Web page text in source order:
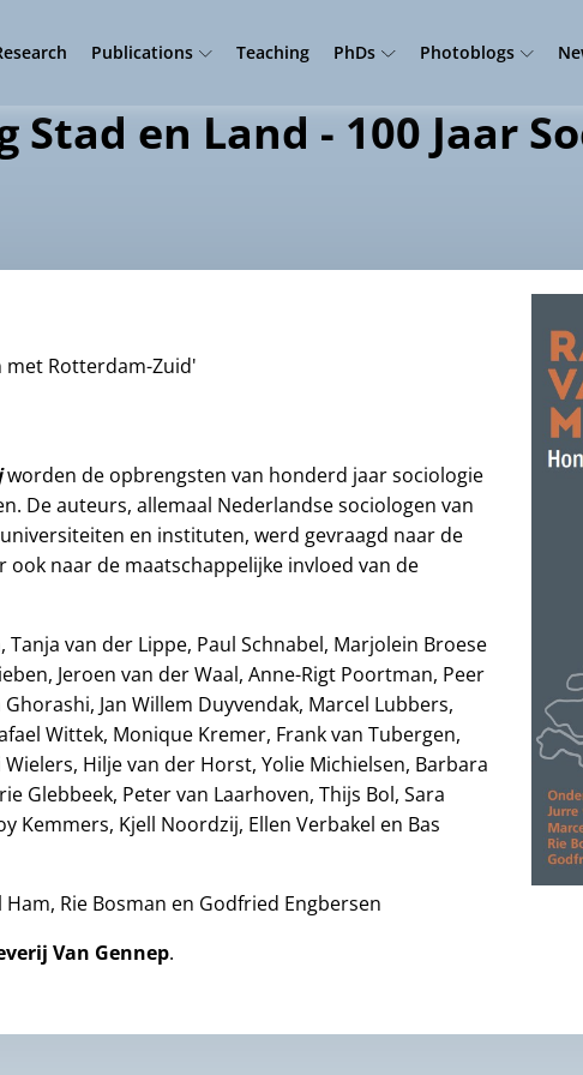
Publications Teaching PhDs Photoblogs
Stad en Land - 100 Jaar
met Rotterdam-Zuid'
worden de opbrengsten van honderd jaar sociologie
De auteurs, allemaal Nederlandse sociologen van
en instituten, werd gevraagd naar de
naar de maatschappelijke invloed van de
van der Lippe, Paul Schnabel, Marjolein Broese
Jeroen van der Waal, Anne-Rigt Poortman, Peer
Jan Willem Duyvendak, Marcel Lubbers,
Wittek, Monique Kremer, Frank van Tubergen,
Hilje van der Horst, Yolie Michielsen, Barbara
Glebbeek, Peter van Laarhoven, Thijs Bol, Sara
Kemmers, Kjell Noordzij, Ellen Verbakel en Bas
Rie Bosman en Godfried Engbersen
Van Gennep.